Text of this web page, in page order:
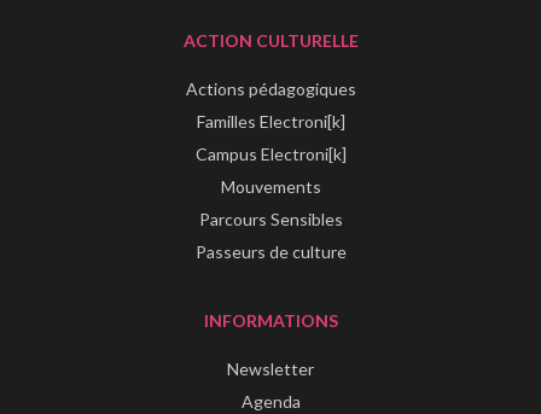
ACTION CULTURELLE
Actions pédagogiques
Familles Electroni[k]
Campus Electroni[k]
Mouvements
Parcours Sensibles
Passeurs de culture
INFORMATIONS
Newsletter
Agenda